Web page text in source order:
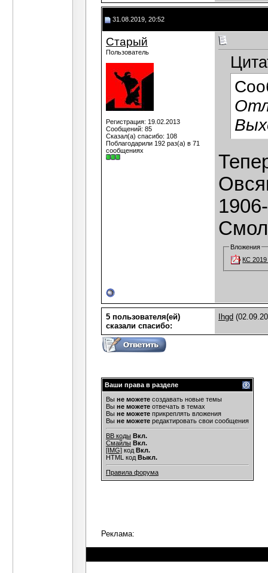
31.08.2019, 20:52
Старый
Пользователь
Регистрация: 19.02.2013
Сообщений: 85
Сказал(а) спасибо: 108
Поблагодарили 192 раз(а) в 71
сообщениях
Вложения
КС 2019
5 пользователя(ей)
сказали cпасибо:
Ihgd
Ваши права в разделе
Вы не можете создавать новые темы
Вы не можете отвечать в темах
Вы не можете прикреплять вложения
Вы не можете редактировать свои сообщения
BB коды Вкл.
Смайлы Вкл.
[IMG] код Вкл.
HTML код Выкл.
Правила форума
Реклама: